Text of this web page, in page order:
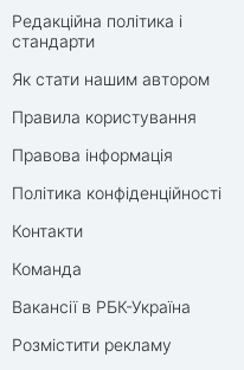
Редакційна політика і
стандарти
Як стати нашим автором
Правила користування
Правова інформація
Політика конфіденційності
Контакти
Команда
Вакансії в РБК-Україна
Розмістити рекламу